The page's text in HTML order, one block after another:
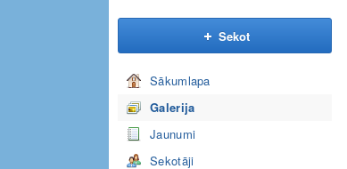
Sekot
Sākumlapa
Galerija
Jaunumi
Sekotāji